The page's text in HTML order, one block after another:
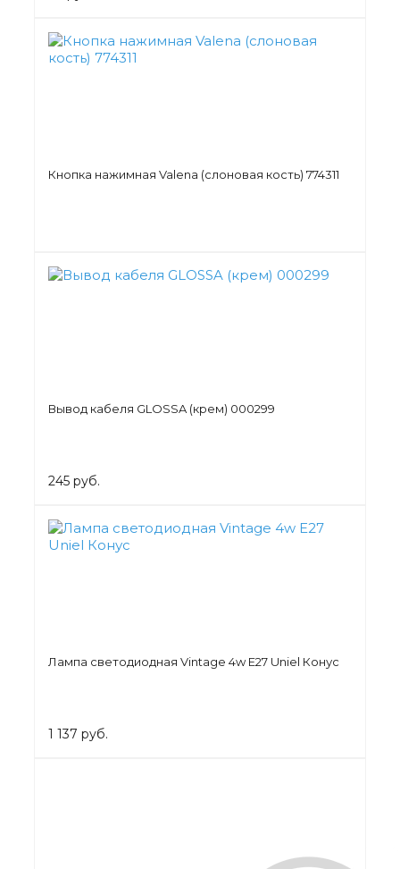
Кнопка нажимная Valena (слоновая кость) 774311
Вывод кабеля GLOSSA (крем) 000299
245 руб.
Лампа светодиодная Vintage 4w E27 Uniel Конус
1 137 руб.